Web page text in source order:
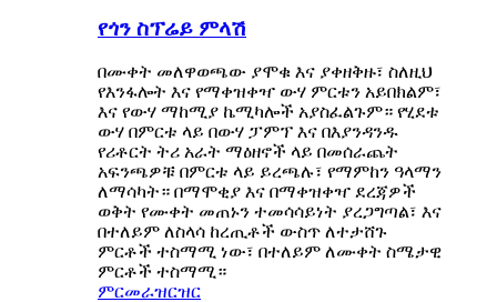
የጎን ስፕሬይ ምላሽ
በሙቀት መለዋወጫው ያሞቁ እና ያቀዘቅዙ፣ ስለዚህ
የእንፋሎት እና የማቀዝቀዣ ውሃ ምርቱን አይበክልም፣
እና የውሃ ማከሚያ ኬሚካሎች አያስፈልጉም። የሂደቱ
ውሃ በምርቱ ላይ በውሃ ፓምፕ እና በእያንዳንዱ
የሪቶርት ትሪ አራት ማዕዘኖች ላይ በመሰራጨት
አፍንጫዎቹ በምርቱ ላይ ይረጫሉ፣ የማምከን ዓላማን
ለማሳካት። በማሞቂያ እና በማቀዝቀዣ ደረጃዎች
ወቅት የሙቀት መጠኑን ተመሳሳይነት ያረጋግጣል፣ እና
በተለይም ለስላሳ ከረጢቶች ውስጥ ለተታሸጉ
ምርቶች ተስማሚ ነው፣ በተለይም ለሙቀት ስሜታዊ
ምርቶች ተስማሚ።
ምርመራዝርዝር